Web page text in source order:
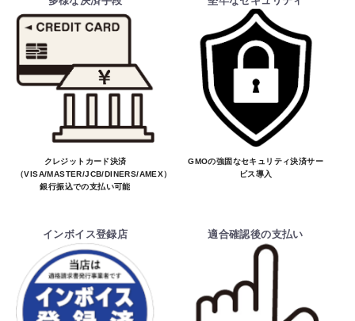
クレジットカード決済
（VISA/MASTER/JCB/DINERS/AMEX）、
銀行振込での支払い可能
GMOの強固なセキュリティ決済サー
ビス導入
インボイス登録店 適合確認後の支払い